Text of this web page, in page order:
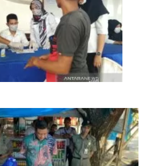
umum mendadak dites urine